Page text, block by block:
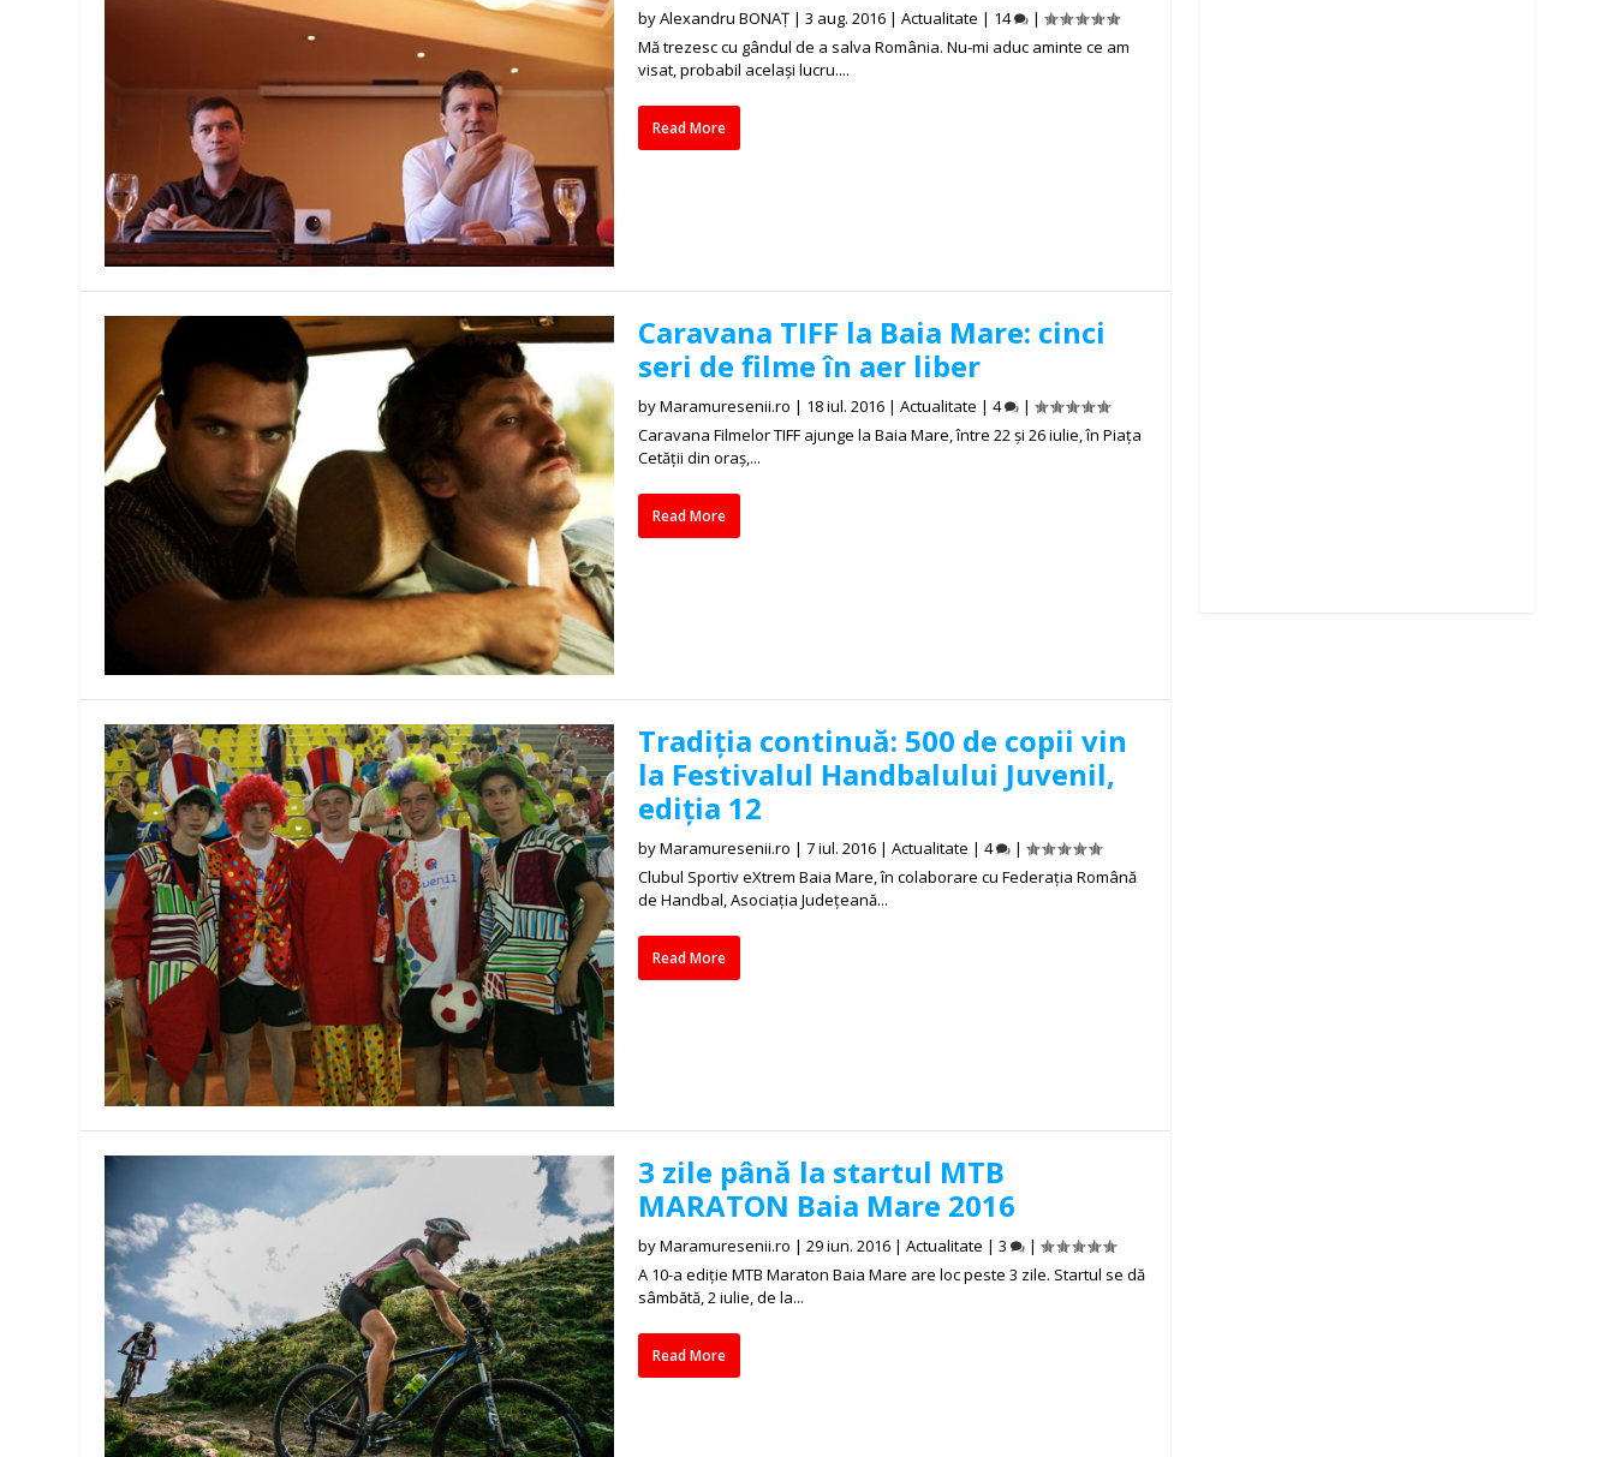
byAlexandru BONAȚ| 3 aug. 2016| Actualitate | 14
|
Mă trezesc cu gândul de a salva România. Nu-mi aduc aminte ce am
visat, probabil același lucru....
Read More
Caravana TIFF la Baia Mare: cinci
seri de filme în aer liber
byMaramuresenii.ro | 18 iul. 2016| Actualitate | 4
|
Caravana Filmelor TIFF ajunge la Baia Mare, între 22 și 26 iulie, în Piața
Cetății din oraș,...
Read More
Tradiția continuă: 500 de copii vin
la Festivalul Handbalului Juvenil,
ediția 12
byMaramuresenii.ro | 7 iul. 2016| Actualitate | 4
|
Clubul Sportiv eXtrem Baia Mare, în colaborare cu Federația Română
de Handbal, Asociația Județeană...
Read More
3 zile până la startul MTB
MARATON Baia Mare 2016
byMaramuresenii.ro | 29 iun. 2016| Actualitate | 3
|
A 10-a ediție MTB Maraton Baia Mare are loc peste 3 zile. Startul se dă
sâmbătă, 2 iulie, de la...
Read More